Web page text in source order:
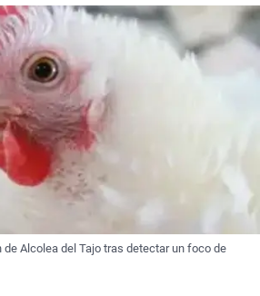
Alcolea del Tajo tras detectar un foco de